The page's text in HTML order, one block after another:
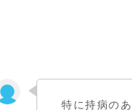
特に持病の